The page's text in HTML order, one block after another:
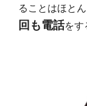
ることはほと
回も電話をす